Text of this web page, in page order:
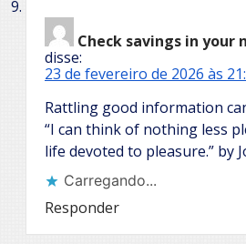
Check savings in your
disse:
23 de fevereiro de 2026 às
Rattling good information
“I can think of nothing less
life devoted to pleasure.” by
Carregando...
Responder